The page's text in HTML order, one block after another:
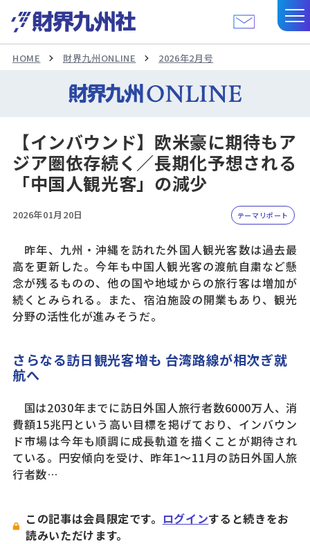
HOME 財界九州ONLINE 2026年2月号
【インバウンド】欧米豪に期待もア
ジア圏依存続く／長期化予想される
「中国人観光客」の減少
2026年01月20日 テーマリポート
昨年、九州・沖縄を訪れた外国人観光客数は過去最
高を更新した。今年も中国人観光客の渡航自粛など懸
念が残るものの、他の国や地域からの旅行客は増加が
続くとみられる。また、宿泊施設の開業もあり、観光
分野の活性化が進みそうだ。
さらなる訪日観光客増も 台湾路線が相次ぎ就
航へ
国は2030年までに訪日外国人旅行者数6000万人、消
費額15兆円という高い目標を掲げており、インバウン
ド市場は今年も順調に成長軌道を描くことが期待され
ている。円安傾向を受け、昨年1〜11月の訪日外国人旅
行者数…
この記事は会員限定です。 ログインすると続きをお
読みいただけます。